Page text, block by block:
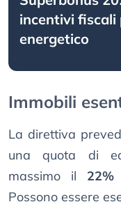
incentivi
energetico
Immobili
La direttiva
una quota di
massimo il
Possono essere